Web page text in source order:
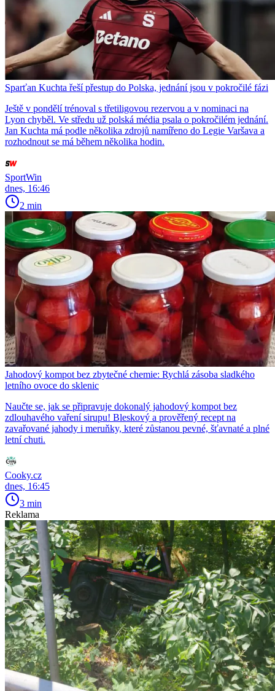
Sparťan Kuchta řeší přestup do Polska, jednání jsou v pokročilé fázi
Ještě v pondělí trénoval s třetiligovou rezervou a v nominaci na
Lyon chyběl. Ve středu už polská média psala o pokročilém jednání.
Jan Kuchta má podle několika zdrojů namířeno do Legie Varšava a
rozhodnout se má během několika hodin.
SportWin
dnes, 16:46
2 min
Jahodový kompot bez zbytečné chemie: Rychlá zásoba sladkého
letního ovoce do sklenic
Naučte se, jak se připravuje dokonalý jahodový kompot bez
zdlouhavého vaření sirupu! Bleskový a prověřený recept na
zavařované jahody i meruňky, které zůstanou pevné, šťavnaté a plné
letní chuti.
Cooky.cz
dnes, 16:45
3 min
Reklama